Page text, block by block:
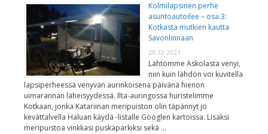
Kolmilapsinen perhe
asuntoautoilee – osa 3:
Kotkasta mutkien kautta
Savonlinnaan
29.12.2021
Lähtömme Askolasta venyi,
niin kuin lähdön voi kuvitella
lapsiperheessä venyvän aurinkoisena päivänä hienon
uimarannan läheisyydessä. Ilta-auringossa huristelimme
Kotkaan, jonka Katariinan meripuiston olin täpännyt jo
kevättalvella Haluan käydä -listalle Googlen kartoissa. Lisäksi
meripuistoa vinkkasi puskaparkiksi sekä …